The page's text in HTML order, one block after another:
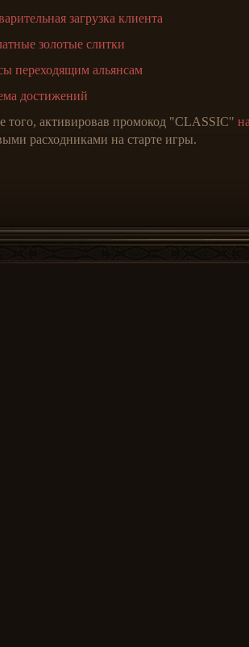
загрузка клиента
золотые слитки
переходящим альянсам
достижений
того, активировав промокод "CLASSIC"
расходниками на старте игры.